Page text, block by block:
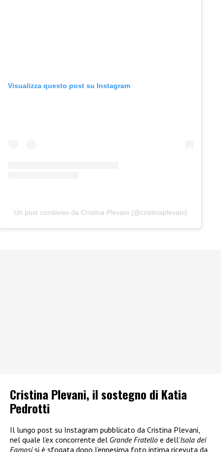
Visualizza questo post su Instagram
Un post condiviso da Cristina Plevani (@cristinaplevani)
Cristina Plevani, il sostegno di Katia
Pedrotti
Il lungo post su Instagram pubblicato da Cristina Plevani,
nel quale l’ex concorrente del Grande Fratello e dell’Isola dei
Famosisi è sfogata dopo l’ennesima foto intima ricevuta da